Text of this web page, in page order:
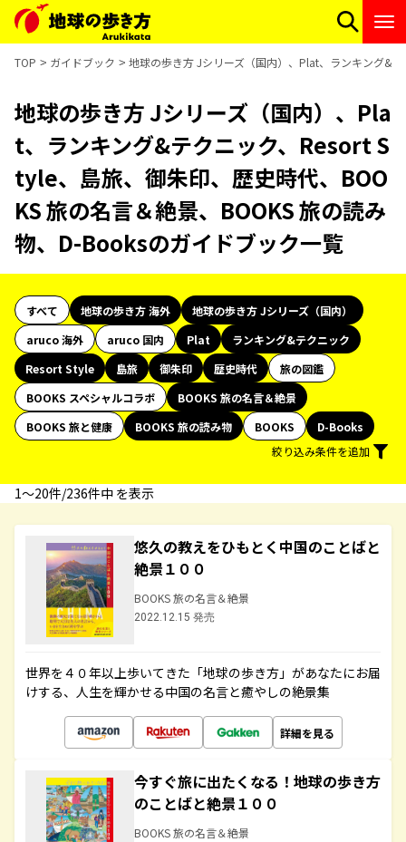
TOP ガイドブック 地球の歩き方 Jシリーズ（国内）、Plat、ランキング&
地球の歩き方 Jシリーズ（国内）、Pla
t、ランキング&テクニック、Resort S
tyle、島旅、御朱印、歴史時代、BOO
KS 旅の名言＆絶景、BOOKS 旅の読み
物、D-Booksのガイドブック一覧
すべて 地球の歩き方 海外
地球の歩き方 Jシリーズ（国内）
aruco 海外
aruco 国内 Plat
ランキング&テクニック
Resort Style
島旅 御朱印 歴史時代
旅の図鑑
BOOKS スペシャルコラボ
BOOKS 旅の名言＆絶景
BOOKS 旅と健康
BOOKS 旅の読み物 BOOKS
D-Books
絞り込み条件を追加
1〜20件/236件中 を表示
悠久の教えをひもとく中国のことばと
絶景１００
BOOKS 旅の名言＆絶景
2022.12.15 発売
世界を４０年以上歩いてきた「地球の歩き方」があなたにお届
けする、人生を輝かせる中国の名言と癒やしの絶景集
詳細を見る
今すぐ旅に出たくなる！地球の歩き方
のことばと絶景１００
BOOKS 旅の名言＆絶景